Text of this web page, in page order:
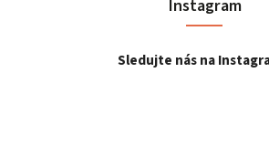
Instagram
Sledujte nás na